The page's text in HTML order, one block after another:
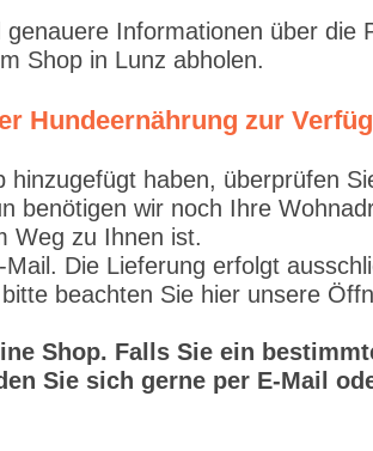
Informationen über die
Shop in Lunz abholen.
Hundeernährung zur
haben, überprüfen
benötigen wir noch Ihre
Weg zu Ihnen ist.
Die Lieferung erfolgt
beachten Sie hier unsere
Shop. Falls Sie ein
Sie sich gerne per E-Mail